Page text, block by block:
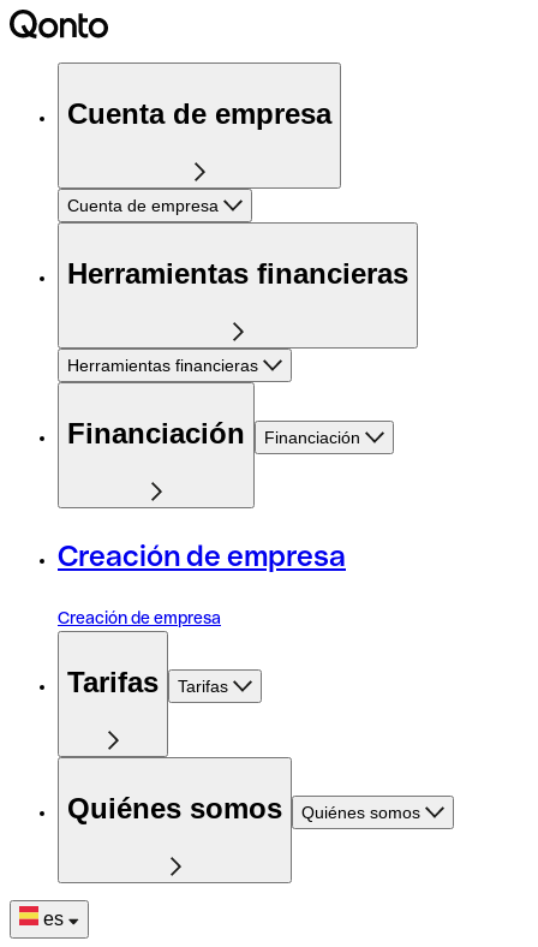
Cuenta de empresa
Cuenta de empresa
Herramientas financieras
Herramientas financieras
Financiación Financiación
Creación de empresa
Creación de empresa
Tarifas Tarifas
Quiénes somos Quiénes somos
es